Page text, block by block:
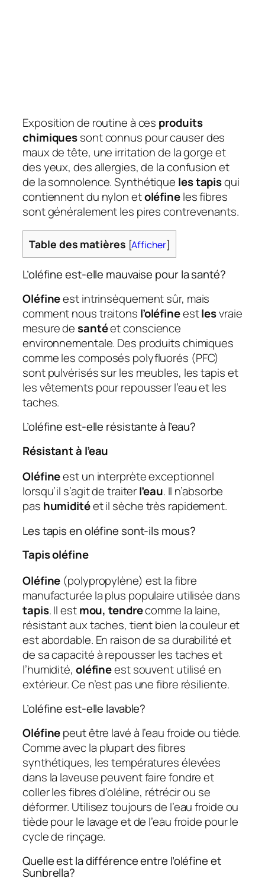
Exposition de routine à ces produits
chimiquessont connus pour causer des
maux de tête, une irritation de la gorge et
des yeux, des allergies, de la confusion et
de la somnolence. Synthétique les tapisqui
contiennent du nylon etoléfineles fibres
sont généralement les pires contrevenants.
Table des matières [Afficher]
L’oléfine est-elle mauvaise pour la santé?
Oléfineest intrinsèquement sûr, mais
comment nous traitons l’oléfineestlesvraie
mesure desantéet conscience
environnementale. Des produits chimiques
comme les composés polyfluorés (PFC)
sont pulvérisés sur les meubles, les tapis et
les vêtements pour repousser l’eau et les
taches.
L’oléfine est-elle résistante à l’eau?
Résistant à l’eau
Oléfineest un interprète exceptionnel
lorsqu’il s’agit de traiterl’eau. Il n’absorbe
pas humiditéet il sèche très rapidement.
Les tapis en oléfine sont-ils mous?
Tapis oléfine
Oléfine (polypropylène) est la fibre
manufacturée la plus populaire utilisée dans
tapis. Il estmou, tendrecomme la laine,
résistant aux taches, tient bien la couleur et
est abordable. En raison de sa durabilité et
de sa capacité à repousser les taches et
l’humidité, oléfineest souvent utilisé en
extérieur. Ce n’est pas une fibre résiliente.
L’oléfine est-elle lavable?
Oléfinepeut être lavé à l’eau froide ou tiède.
Comme avec la plupart des fibres
synthétiques, les températures élevées
dans la laveuse peuvent faire fondre et
coller les fibres d’oléline, rétrécir ou se
déformer. Utilisez toujours de l’eau froide ou
tiède pour le lavage et de l’eau froide pour le
cycle de rinçage.
Quelle est la différence entre l’oléfine et
Sunbrella?